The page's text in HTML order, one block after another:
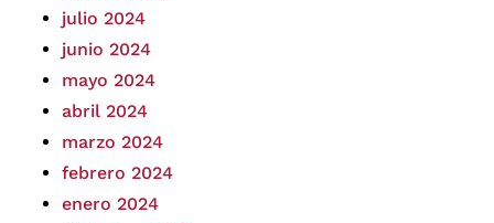
julio 2024
junio 2024
mayo 2024
abril 2024
marzo 2024
febrero 2024
enero 2024